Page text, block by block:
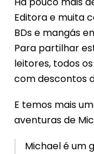
Editora e muita
BDs e mangás
Para partilhar
leitores, todos
com descontos
E temos mais
aventuras de
Michael é um